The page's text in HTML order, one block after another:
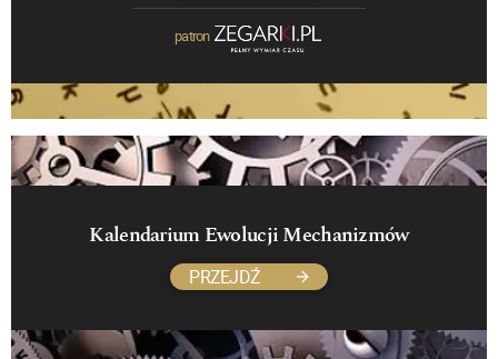
patron
Kalendarium Ewolucji Mechanizmów
PRZEJDŹ